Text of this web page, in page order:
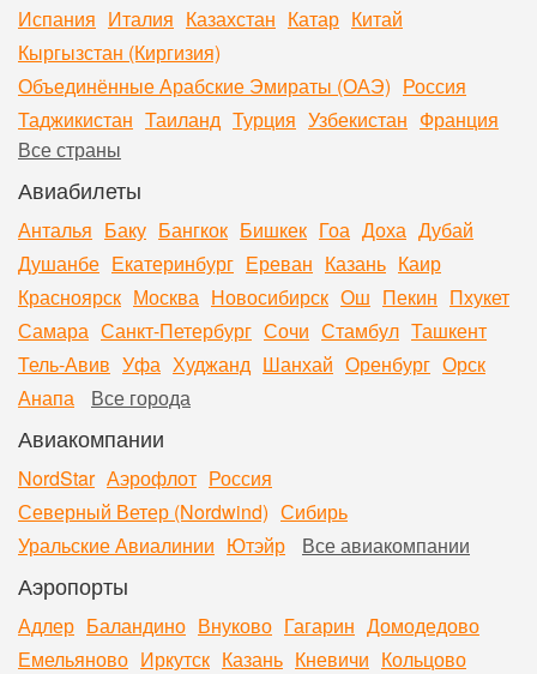
Испания Италия Казахстан Катар Китай
Кыргызстан (Киргизия)
Объединённые Арабские Эмираты (ОАЭ) Россия
Таджикистан Таиланд Турция Узбекистан Франция
Все страны
Авиабилеты
Анталья Баку Бангкок Бишкек Гоа Доха Дубай
Душанбе Екатеринбург Ереван Казань Каир
Красноярск Москва Новосибирск Ош Пекин Пхукет
Самара Санкт-Петербург Сочи Стамбул Ташкент
Тель-Авив Уфа Худжанд Шанхай Оренбург Орск
Анапа
Все города
Авиакомпании
NordStar Аэрофлот Россия
Северный Ветер (Nordwind) Сибирь
Уральские Авиалинии Ютэйр Все авиакомпании
Аэропорты
Адлер Баландино Внуково Гагарин Домодедово
Емельяново Иркутск Казань Кневичи Кольцово